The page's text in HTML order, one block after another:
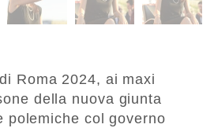
Roma 2024, ai maxi
della nuova giunta
polemiche col governo